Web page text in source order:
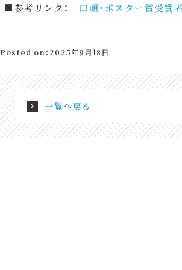
■参考リンク： 口頭・ポスター賞受賞
Posted on：2025年9月18日
一覧へ戻る